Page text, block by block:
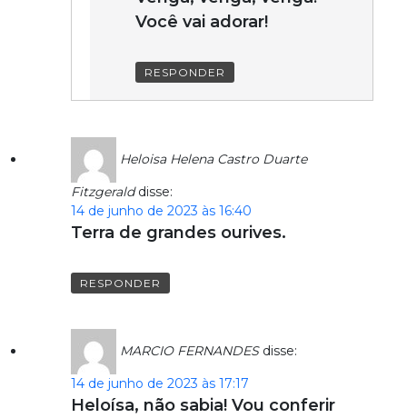
Você vai adorar!
RESPONDER
Heloisa Helena Castro Duarte
Fitzgerald disse:
14 de junho de 2023 às 16:40
Terra de grandes ourives.
RESPONDER
MARCIO FERNANDES disse:
14 de junho de 2023 às 17:17
Heloísa, não sabia! Vou conferir